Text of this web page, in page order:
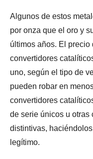
Algunos de estos
por onza que el oro y
últimos años. El
convertidores
uno, según el tipo de
pueden robar en
convertidores
de serie únicos u otras
distintivas,
legítimo.